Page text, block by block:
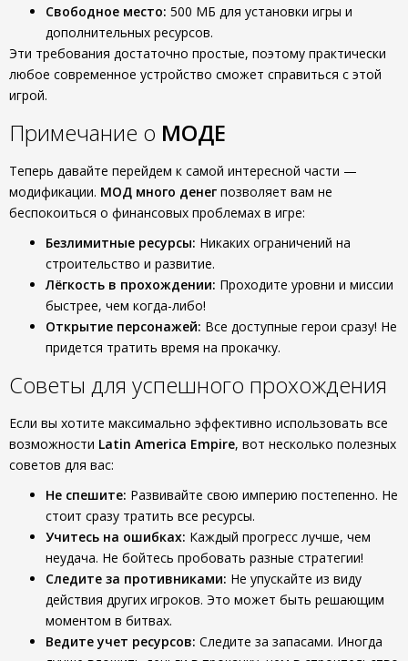
Свободное место: 500 МБ для установки игры и
дополнительных ресурсов.
Эти требования достаточно простые, поэтому практически
любое современное устройство сможет справиться с этой
игрой.
Примечание о МОДЕ
Теперь давайте перейдем к самой интересной части —
модификации. МОД много денег позволяет вам не
беспокоиться о финансовых проблемах в игре:
Безлимитные ресурсы: Никаких ограничений на
строительство и развитие.
Лёгкость в прохождении: Проходите уровни и миссии
быстрее, чем когда-либо!
Открытие персонажей: Все доступные герои сразу! Не
придется тратить время на прокачку.
Советы для успешного прохождения
Если вы хотите максимально эффективно использовать все
возможности Latin America Empire, вот несколько полезных
советов для вас:
Не спешите: Развивайте свою империю постепенно. Не
стоит сразу тратить все ресурсы.
Учитесь на ошибках: Каждый прогресс лучше, чем
неудача. Не бойтесь пробовать разные стратегии!
Следите за противниками: Не упускайте из виду
действия других игроков. Это может быть решающим
моментом в битвах.
Ведите учет ресурсов: Следите за запасами. Иногда